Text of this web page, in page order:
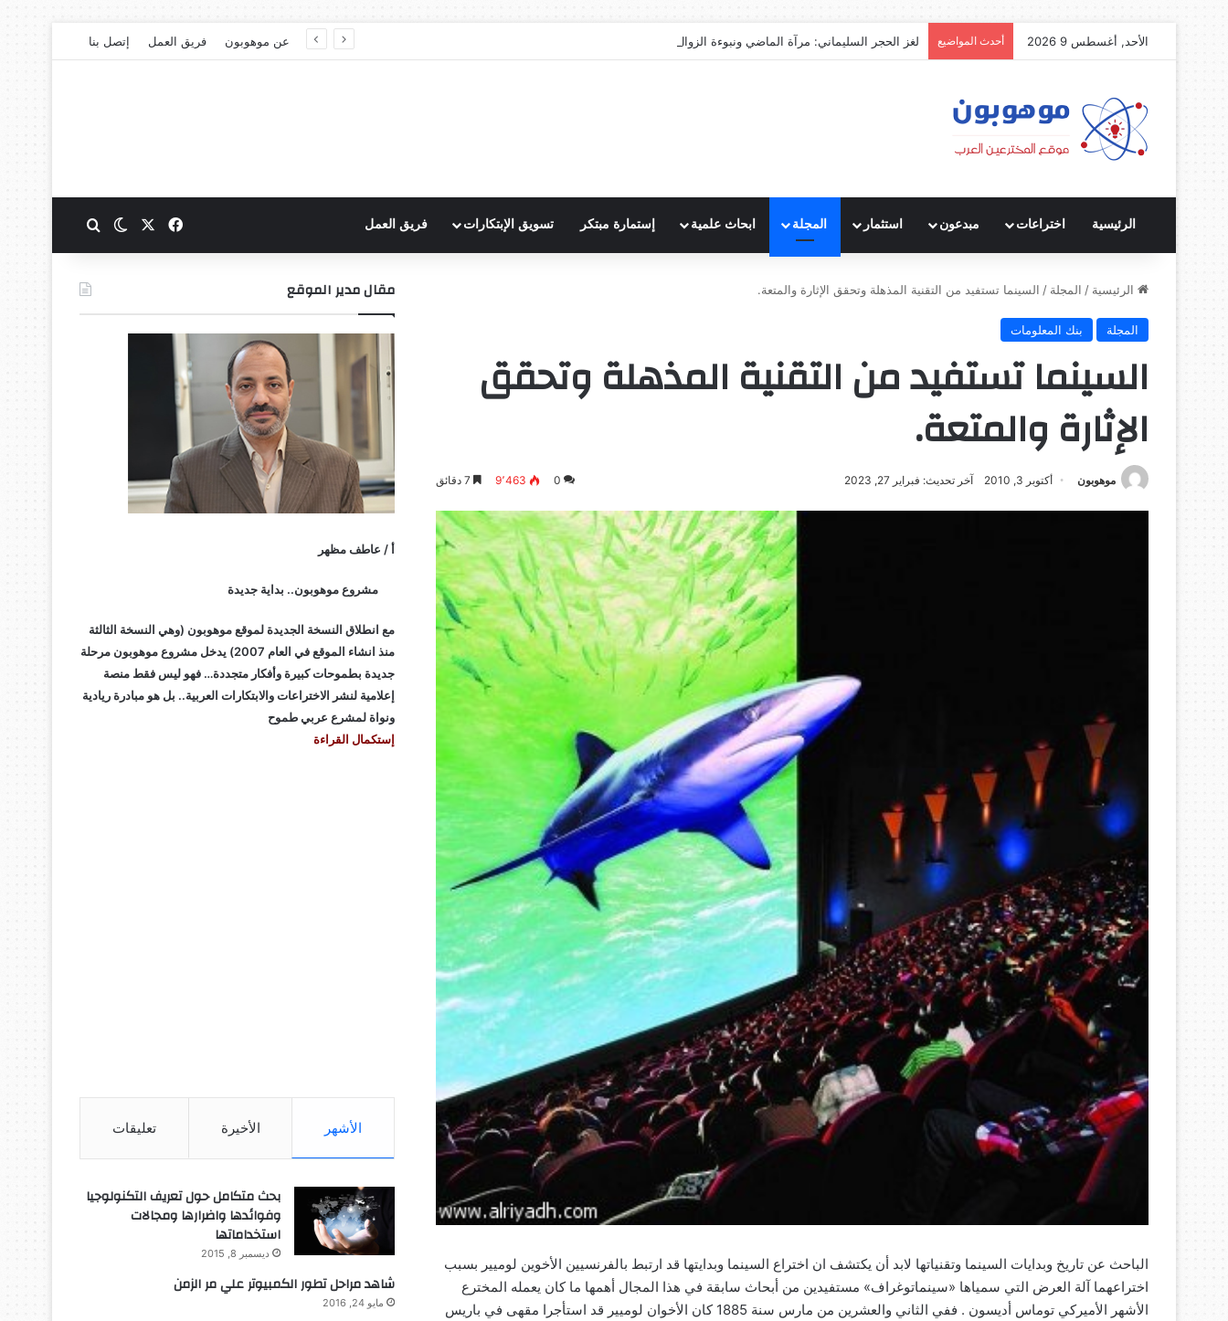
الأحد, أغسطس 9 2026 أحدث المواضيع لغز الحجر السليماني: مرآة الماضي ونبوءة الزوال عن موهوبون فريق العمل إتصل بنا
الرئيسية اختراعات مبدعون استثمار المجلة ابحاث علمية إستمارة مبتكر تسويق الإبتكارات فريق العمل فيسبوك الوضع المظلم
الرئيسية / المجلة / السينما تستفيد من التقنية المذهلة وتحقق الإثارة والمتعة.
المجلة بنك المعلومات
السينما تستفيد من التقنية المذهلة وتحقق
الإثارة والمتعة.
موهوبون أكتوبر 3, 2010 آخر تحديث: فبراير 27, 2023 0 9٬463
الباحث عن تاريخ وبدايات السينما وتقنياتها لابد أن يكتشف ان اختراع السينما وبدايتها قد ارتبط بالفرنسيين الأخوين لوميير بسبب
اختراعهما آلة العرض التي سمياها «سينماتوغراف» مستفيدين من أبحاث سابقة في هذا المجال أهمها ما كان يعمله المخترع
الأشهر الأميركي توماس أديسون . ففي الثاني والعشرين من مارس سنة 1885 كان الأخوان لوميير قد استأجرا مقهى في باريس
مقال مدير الموقع
أ / عاطف مظهر
مشروع موهوبون.. بداية جديدة
مع انطلاق النسخة الجديدة لموقع موهوبون (وهي النسخة الثالثة
منذ انشاء الموقع في العام 2007) يدخل مشروع موهوبون مرحلة
جديدة بطموحات كبيرة وأفكار متجددة… فهو ليس فقط منصة
إعلامية لنشر الاختراعات والابتكارات العربية.. بل هو مبادرة ريادية
ونواة لمشرع عربي طموح
إستكمال القراءة
الأشهر الأخيرة تعليقات
بحث متكامل حول تعريف التكنولوجيا
وفوائدها واضرارها ومجالات
استخداماتها
ديسمبر 8, 2015
شاهد مراحل تطور الكمبيوتر علي مر الزمن
مايو 24, 2016